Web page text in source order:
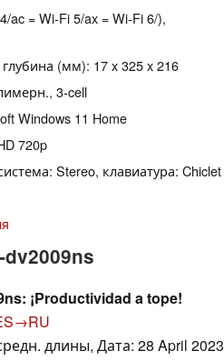
ac = Wi-Fi 5/ax = Wi-Fi 6/),
(мм): 17 x 325 x 216
3-cell
Windows 11 Home
720p
Stereo, клавиатура: Chiclet
¡Productividad a tope!
длины, Дата: 28 April 2023